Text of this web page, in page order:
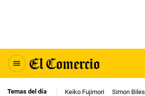
Temas del día Keiko Fujimori Simon Biles